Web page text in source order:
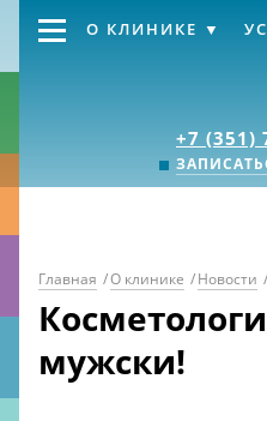
+7 (351)
О КЛИНИКЕ
Главная /О клинике /Новости /
мужски!